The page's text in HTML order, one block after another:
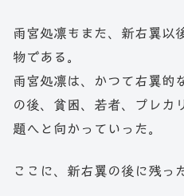
雨宮処凛もまた、新右翼以
物である。
雨宮処凛は、かつて右翼的
の後、貧困、若者、プレカ
題へと向かっていった。
ここに、新右翼の後に残っ